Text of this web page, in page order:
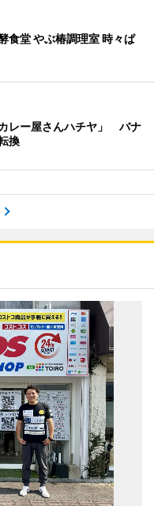
食堂 やぶ椿調理室 時々ぱ
レー屋さんハチヤ」 バナ
換